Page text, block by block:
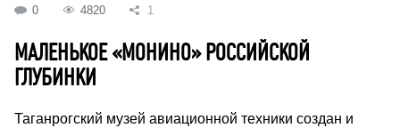
0 4820 1
МАЛЕНЬКОЕ «МОНИНО» РОССИЙСКОЙ
ГЛУБИНКИ
Таганрогский музей авиационной техники создан и